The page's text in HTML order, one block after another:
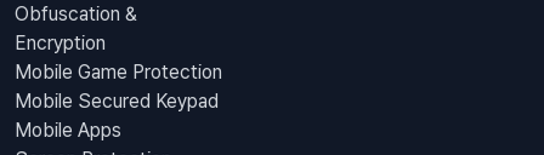
Obfuscation &
Encryption
Mobile Game Protection
Mobile Secured Keypad
Mobile Apps